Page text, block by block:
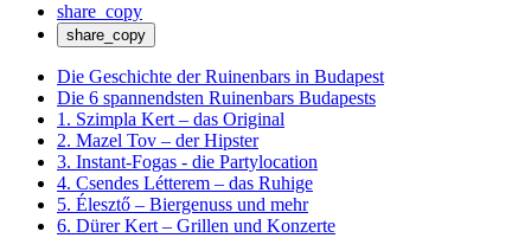
share_copy
share_copy
Die Geschichte der Ruinenbars in Budapest
Die 6 spannendsten Ruinenbars Budapests
1. Szimpla Kert – das Original
2. Mazel Tov – der Hipster
3. Instant-Fogas - die Partylocation
4. Csendes Létterem – das Ruhige
5. Élesztő – Biergenuss und mehr
6. Dürer Kert – Grillen und Konzerte